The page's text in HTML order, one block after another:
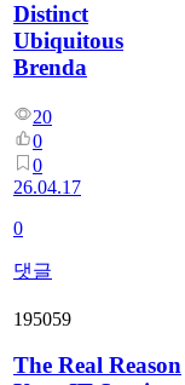
Distinct
Ubiquitous
Brenda
20
0
0
26.04.17
0
댓글
195059
The Real Reason